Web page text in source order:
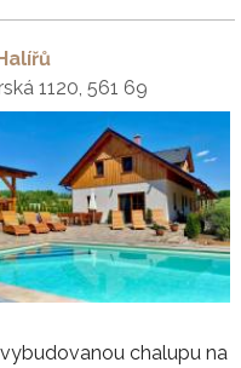
1120, 561 69
chalupu na